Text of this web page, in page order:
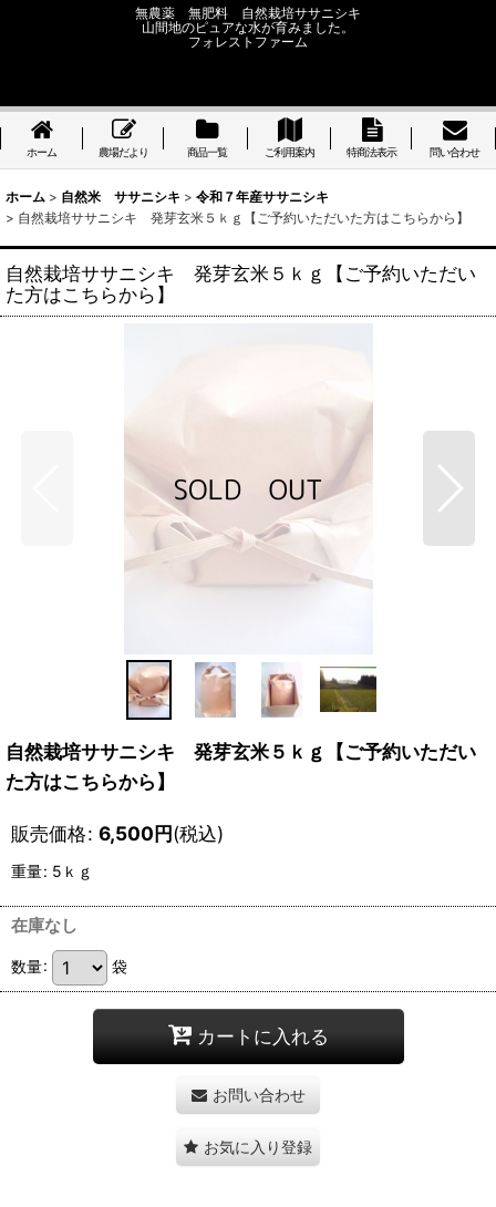
無農薬 無肥料 自然栽培ササニシキ
山間地のピュアな水が育みました。
フォレストファーム
ホーム 農場だより 商品一覧 ご利用案内 特商法表示 問い合わせ
ホーム > 自然米 ササニシキ > 令和７年産ササニシキ
> 自然栽培ササニシキ 発芽玄米５ｋｇ【ご予約いただいた方はこちらから】
自然栽培ササニシキ 発芽玄米５ｋｇ【ご予約いただい
た方はこちらから】
自然栽培ササニシキ 発芽玄米５ｋｇ【ご予約いただい
た方はこちらから】
販売価格: 6,500円(税込)
重量: 5ｋｇ
在庫なし
数量: 袋
カートに入れる
お問い合わせ
お気に入り登録